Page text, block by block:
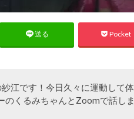
送る Pocket
江です！今日久々に運動して体
のくるみちゃんとZoomで話しま